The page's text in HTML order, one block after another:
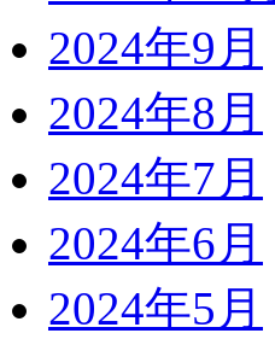
2024年9月
2024年8月
2024年7月
2024年6月
2024年5月